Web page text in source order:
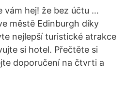
vám hej! že bez účtu …
městě Edinburgh díky
nejlepší turistické atrakce
si hotel. Přečtěte si
doporučení na čtvrti a